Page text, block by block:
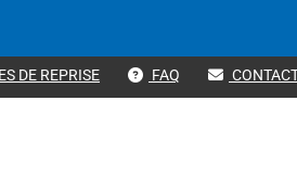
DE REPRISE FAQ